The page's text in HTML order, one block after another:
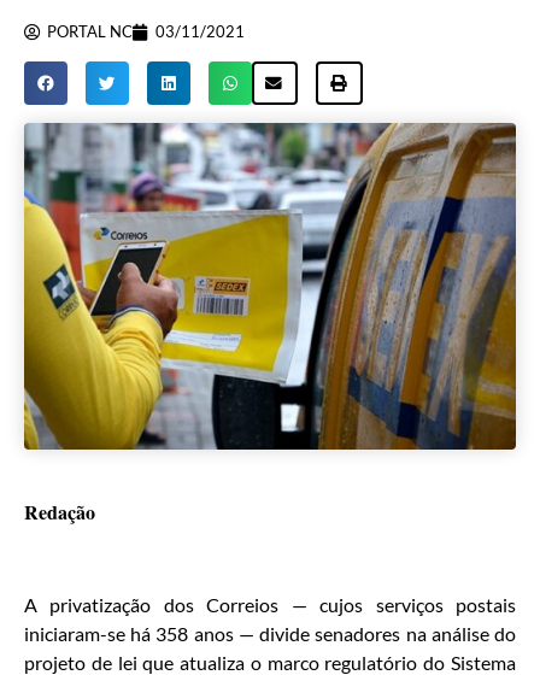
PORTAL NC 03/11/2021
Redação
A privatização dos Correios — cujos serviços postais
iniciaram-se há 358 anos — divide senadores na análise do
projeto de lei que atualiza o marco regulatório do Sistema